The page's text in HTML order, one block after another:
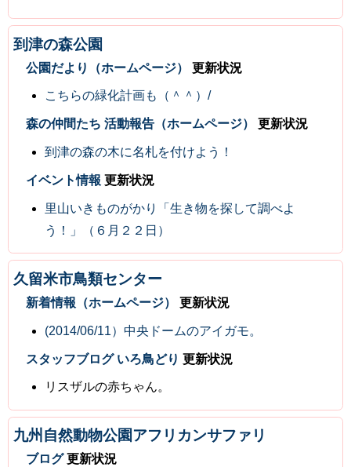
到津の森公園
公園だより（ホームページ） 更新状況
こちらの緑化計画も（＾＾）/
森の仲間たち 活動報告（ホームページ） 更新状況
到津の森の木に名札を付けよう！
イベント情報 更新状況
里山いきものがかり「生き物を探して調べよ
う！」（６月２２日）
久留米市鳥類センター
新着情報（ホームページ） 更新状況
(2014/06/11）中央ドームのアイガモ。
スタッフブログ いろ鳥どり 更新状況
リスザルの赤ちゃん。
九州自然動物公園アフリカンサファリ
ブログ更新状況